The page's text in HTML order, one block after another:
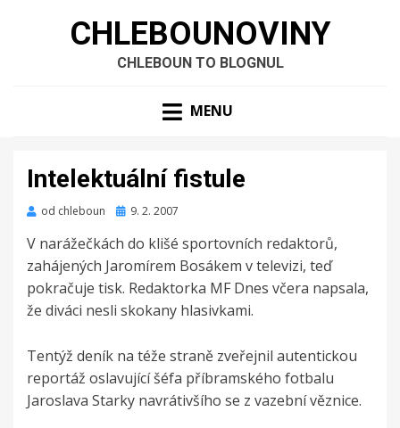
CHLEBOUNOVINY
CHLEBOUN TO BLOGNUL
MENU
Intelektuální fistule
od chleboun
Zveřejněno
9. 2. 2007
V narážečkách do klišé sportovních redaktorů,
zahájených Jaromírem Bosákem v televizi, teď
pokračuje tisk. Redaktorka MF Dnes včera napsala,
že diváci nesli skokany hlasivkami.
Tentýž deník na téže straně zveřejnil autentickou
reportáž oslavující šéfa příbramského fotbalu
Jaroslava Starky navrátivšího se z vazební věznice.